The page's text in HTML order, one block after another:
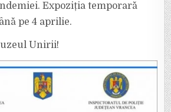
Expoziția temporară
pe 4 aprilie.
Unirii!